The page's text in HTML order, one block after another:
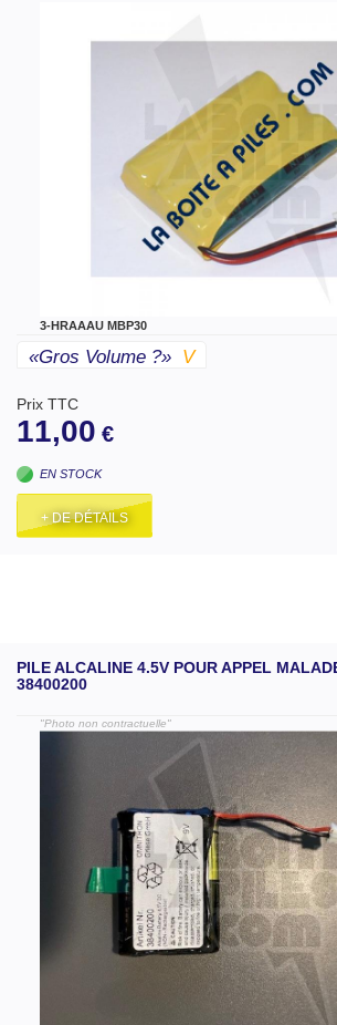
3-HRAAAU MBP30
«gros Volume ?» V
Prix TTC
11,00 €
EN STOCK
+ DE DÉTAILS
PILE ALCALINE 4.5V POUR APPEL
38400200
"Photo non contractuelle"